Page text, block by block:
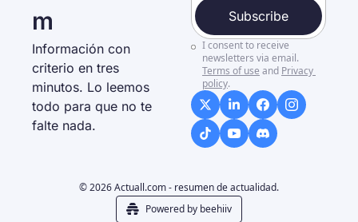
m
Información con
criterio en tres
minutos. Lo leemos
todo para que no te
falte nada.
Subscribe
I consent to receive
newsletters via email.
Terms of use and Privacy
policy.
© 2026 Actuall.com - resumen de actualidad.
Powered by beehiiv